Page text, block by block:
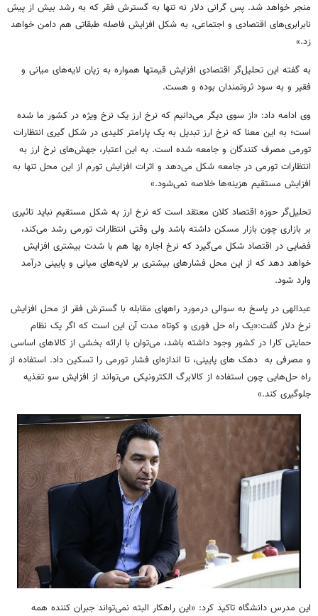
منجر خواهد شد. پس گرانی دلار نه تنها به گسترش فقر که به رشد بیش از پیش
نابرابری‌های اقتصادی و اجتماعی، به شکل افزایش فاصله طبقاتی هم دامن خواهد
زد.»
به گفته این تحلیل‌گر اقتصادی افزایش قیمتها همواره به زیان لایه‌های میانی و
فقیر و به سود ثروتمندان بوده و هست.
وی ادامه داد:‌ «از سوی دیگر می‌دانیم که نرخ ارز یک نرخ ویژه در کشور ما شده
است؛ به این معنا که نرخ ارز تبدیل به یک پارامتر کلیدی در شکل گیری انتظارات
تورمی مصرف کنندگان و جامعه شده است. به این اعتبار، جهش‌های نرخ ارز به
انتظارات تورمی در جامعه شکل می‌دهد و اثرات افزایش تورم از این محل تنها به
افزایش مستقیم هزینه‌ها خلاصه نمی‌شود.»
تحلیل‌گر حوزه اقتصاد کلان معتقد است که نرخ ارز به شکل مستقیم نباید تاثیری
بر بازاری چون بازار مسکن داشته باشد ولی وقتی انتظارات تورمی رشد می‌کند،
فضایی در اقتصاد شکل می‌گیرد که نرخ اجاره بها هم با شدت بیشتری افزایش
خواهد دهد که از این محل فشارهای بیشتری بر لایه‌های میانی و پایینی درآمد
وارد شود.
عبدالهی در پاسخ به سوالی درمورد راههای مقابله با گسترش فقر از محل افزایش
نرخ دلار گفت:«یک راه حل فوری و کوتاه مدت آن این است که اگر یک نظام
حمایتی کارا در کشور وجود داشته باشد، می‌توان با ارائه بخشی از کالاهای اساسی
و مصرفی به دهک های پایینی، تا اندازه‌ای فشار تورمی را تسکین داد. استفاده از
راه حل‌هایی چون استفاده از کالابرگ الکترونیکی می‌تواند از افزایش سو تغذیه
جلوگیری کند.»
این مدرس دانشگاه تاکید کرد:‌ «این راهکار البته نمی‌تواند جبران کننده همه